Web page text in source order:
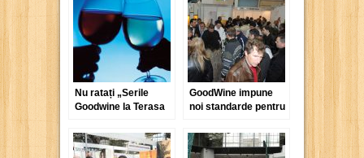
Nu ratați „Serile
Goodwine la Terasa
GoodWine impune
noi standarde pentru
din România